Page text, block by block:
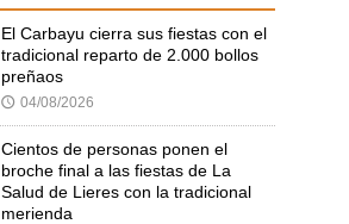
El Carbayu cierra sus fiestas con el
tradicional reparto de 2.000 bollos
preñaos
🕔 04/08/2026
Cientos de personas ponen el
broche final a las fiestas de La
Salud de Lieres con la tradicional
merienda